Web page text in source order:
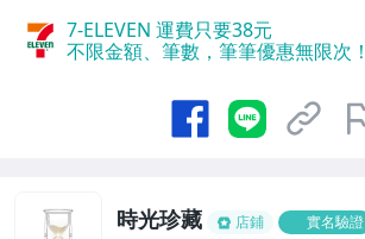
7-ELEVEN 運費只要38元
不限金額、筆數，筆筆優惠無限次！
時光珍藏 店鋪 實名驗證